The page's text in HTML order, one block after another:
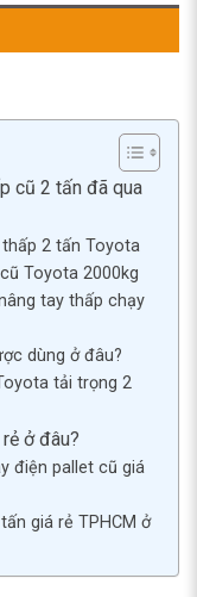
cũ 2 tấn đã qua
2 tấn Toyota
Toyota 2000kg
tay thấp chạy
dùng ở đâu?
tải trọng 2
ở đâu?
điện pallet cũ giá
giá rẻ TPHCM ở